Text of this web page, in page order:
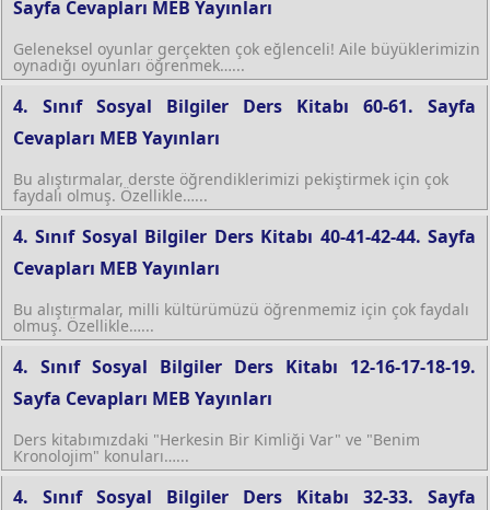
Sayfa Cevapları MEB Yayınları
Geleneksel oyunlar gerçekten çok eğlenceli! Aile büyüklerimizin
oynadığı oyunları öğrenmek…...
4. Sınıf Sosyal Bilgiler Ders Kitabı 60-61. Sayfa
Cevapları MEB Yayınları
Bu alıştırmalar, derste öğrendiklerimizi pekiştirmek için çok
faydalı olmuş. Özellikle…...
4. Sınıf Sosyal Bilgiler Ders Kitabı 40-41-42-44. Sayfa
Cevapları MEB Yayınları
Bu alıştırmalar, milli kültürümüzü öğrenmemiz için çok faydalı
olmuş. Özellikle…...
4. Sınıf Sosyal Bilgiler Ders Kitabı 12-16-17-18-19.
Sayfa Cevapları MEB Yayınları
Ders kitabımızdaki "Herkesin Bir Kimliği Var" ve "Benim
Kronolojim" konuları…...
4. Sınıf Sosyal Bilgiler Ders Kitabı 32-33. Sayfa